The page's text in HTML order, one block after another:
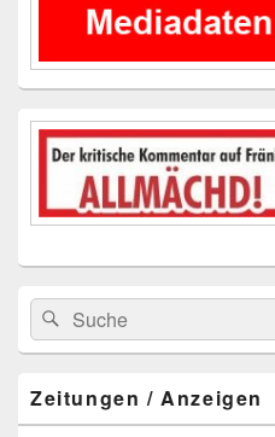
Suchen
nach:
Suchen
Zeitungen / Anzeigen